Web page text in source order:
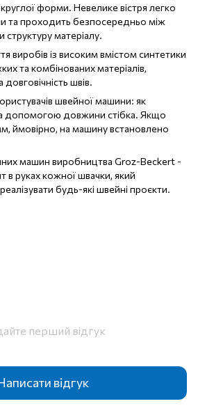
круглої форми. Невелике вістря легко
та проходить безпосередньо між
матеріалу.
виробів із високим вмістом синтетики
та комбінованих матеріалів,
швів.
швейної машини: як
допомогою довжини стібка. Якщо
ймовірно, на машину встановлено
машин виробництва Groz-Beckert -
в руках кожної швачки, який
будь-які швейні проєкти.
перший відгук
відгук